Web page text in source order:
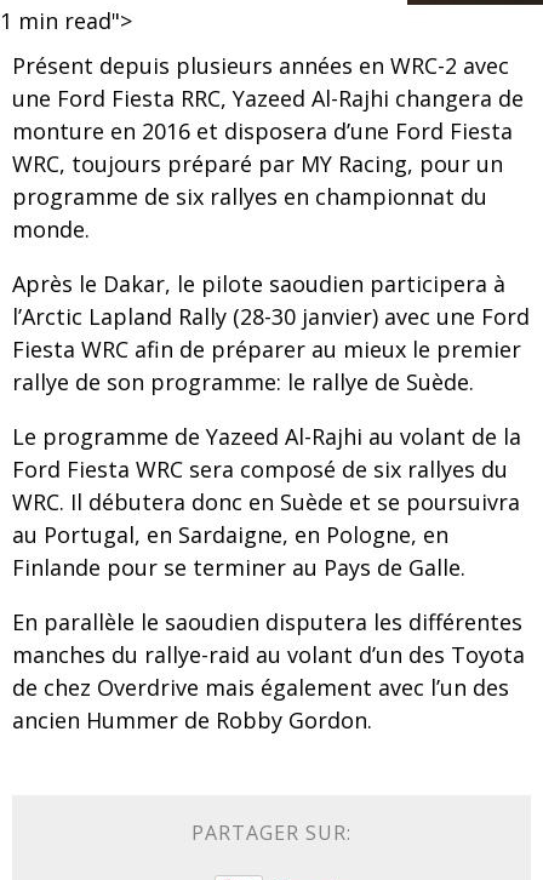
1 min read">
Présent depuis plusieurs années en WRC-2 avec
une Ford Fiesta RRC, Yazeed Al-Rajhi changera de
monture en 2016 et disposera d’une Ford Fiesta
WRC, toujours préparé par MY Racing, pour un
programme de six rallyes en championnat du
monde.
Après le Dakar, le pilote saoudien participera à
l’Arctic Lapland Rally (28-30 janvier) avec une Ford
Fiesta WRC afin de préparer au mieux le premier
rallye de son programme: le rallye de Suède.
Le programme de Yazeed Al-Rajhi au volant de la
Ford Fiesta WRC sera composé de six rallyes du
WRC. Il débutera donc en Suède et se poursuivra
au Portugal, en Sardaigne, en Pologne, en
Finlande pour se terminer au Pays de Galle.
En parallèle le saoudien disputera les différentes
manches du rallye-raid au volant d’un des Toyota
de chez Overdrive mais également avec l’un des
ancien Hummer de Robby Gordon.
PARTAGER SUR: